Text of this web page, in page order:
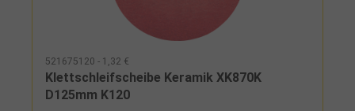
521675120 - 1,32 €
Klettschleifscheibe Keramik XK870K
D125mm K120